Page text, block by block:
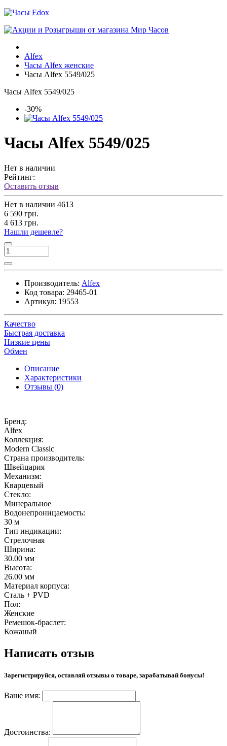
Alfex
Часы Alfex женские
Часы Alfex 5549/025
Часы Alfex 5549/025
-30%
Часы Alfex 5549/025
Нет в наличии
Рейтинг:
Оставить отзыв
Нет в наличии 4613
6 590 грн.
4 613 грн.
Нашли дешевле?
Производитель: Alfex
Код товара: 29465-01
Артикул: 19553
Качество
Быстрая доставка
Низкие цены
Обмен
Описание
Характеристики
Отзывы (0)
Бренд:
Alfex
Коллекция:
Modern Classic
Страна производитель:
Швейцария
Механизм:
Кварцевый
Стекло:
Минеральное
Водонепроницаемость:
30 м
Тип индикации:
Стрелочная
Ширина:
30.00 мм
Высота:
26.00 мм
Материал корпуса:
Сталь + PVD
Пол:
Женские
Ремешок-браслет:
Кожаный
Написать отзыв
Зарегистрируйся, оставляй отзывы о товаре, зарабатывай бонусы!
Ваше имя:
Достоинства: